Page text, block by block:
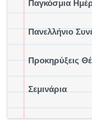
Παγκόσμια
Πανελλήνιο
Προκηρύξεις
Σεμινάρια